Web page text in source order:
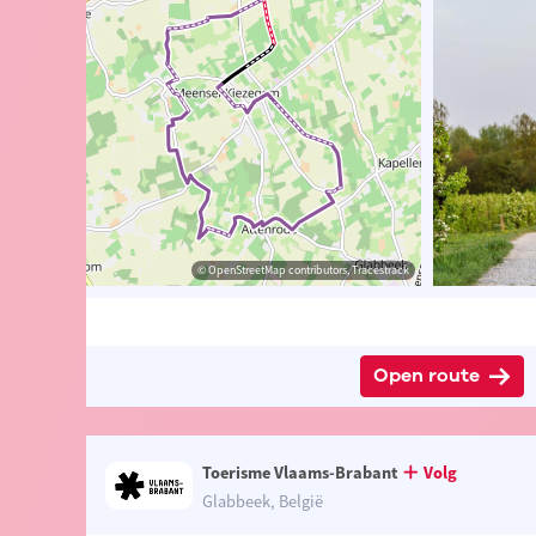
© OpenStreetMap contributors, Tracestrack
Open route
Tielt-Winge © OpenStreetMap contributors, Tracestrack
Toerisme Vlaams-Brabant
Volg
Glabbeek, België